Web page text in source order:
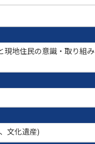
現地住民の意識・取り組み
文化遺産)